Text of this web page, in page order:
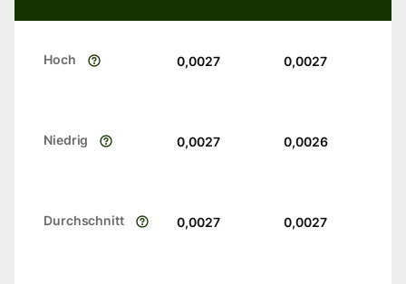
Hoch 0,0027 0,0027
Niedrig 0,0027 0,0026
Durchschnitt 0,0027 0,0027